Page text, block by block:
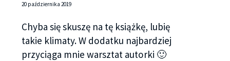
20 października 2019
Chyba się skuszę na tę książkę, lubię
takie klimaty. W dodatku najbardziej
przyciąga mnie warsztat autorki 🙂